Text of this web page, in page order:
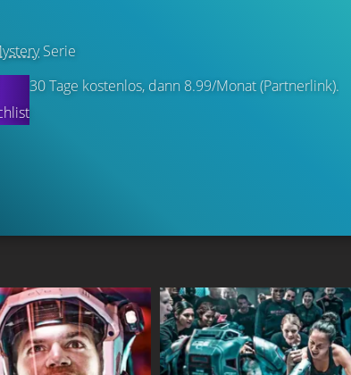
Serie
30 Tage kostenlos, dann 8.99/Monat (Partnerlink).